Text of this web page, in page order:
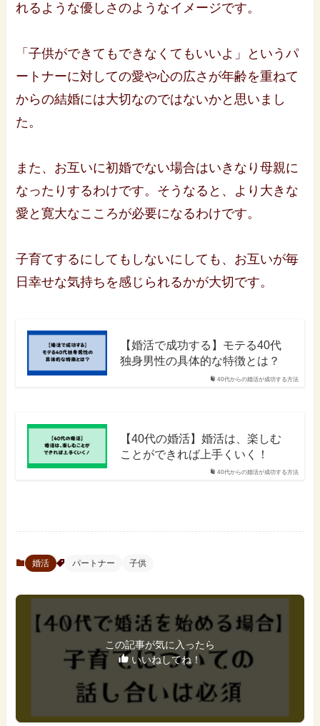
れるような優しさのようなイメージです。
「子供ができてもできなくてもいいよ」というパ
ートナーに対しての愛や心の広さが年齢を重ねて
からの結婚には大切なのではないかと思いまし
た。
また、お互いに初婚でない場合はいきなり母親に
なったりするわけです。そうなると、より大きな
愛と寛大なこころが必要になるわけです。
子育てするにしてもしないにしても、お互いが毎
日幸せな気持ちを感じられるかが大切です。
40代からの婚活が成功する方法
【婚活で成功する】モテる40代
独身男性の具体的な特徴とは？
40代からの婚活が成功する方法
【40代の婚活】婚活は、楽しむ
ことができれば上手くいく！
婚活 パートナー 子供
この記事が気に入ったら
いいねしてね！